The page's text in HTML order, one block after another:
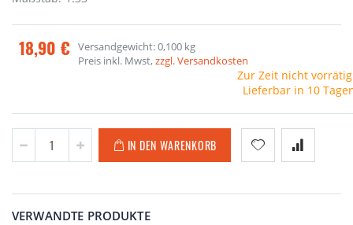
18,90 € Versandgewicht: 0,100 kg
Preis inkl. Mwst,zzgl. Versandkosten
Zur Zeit nicht
Lieferbar in 10
IN DEN WARENKORB
VERWANDTE PRODUKTE